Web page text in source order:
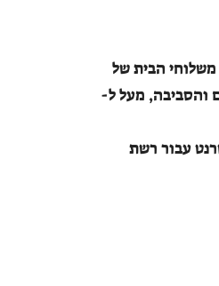
הבית של
והסביבה, מעל ל-
עבור רשת